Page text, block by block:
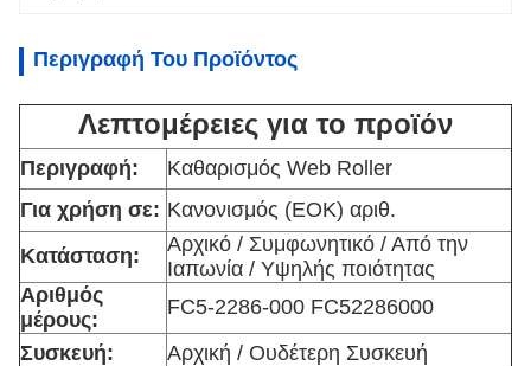
Περιγραφή Του Προϊόντος
Λεπτομέρειες για το προϊόν
Περιγραφή:
Καθαρισμός Web Roller
Για χρήση σε: Κανονισμός (ΕΟΚ) αριθ.
Κατάσταση:
Αρχικό / Συμφωνητικό / Από την
Ιαπωνία / Υψηλής ποιότητας
Αριθμός
μέρους:
FC5-2286-000 FC52286000
Συσκευή:
Αρχική / Ουδέτερη Συσκευή